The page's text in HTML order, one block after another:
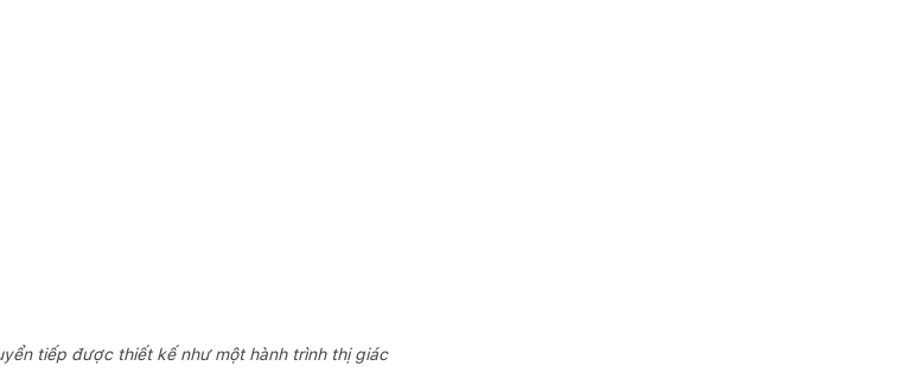
tiếp được thiết kế như một hành trình thị giác